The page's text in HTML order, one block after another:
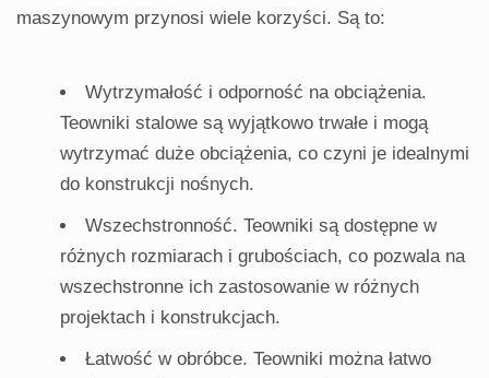
maszynowym przynosi wiele korzyści. Są to:
Wytrzymałość i odporność na obciążenia.
Teowniki stalowe są wyjątkowo trwałe i mogą
wytrzymać duże obciążenia, co czyni je idealnymi
do konstrukcji nośnych.
Wszechstronność. Teowniki są dostępne w
różnych rozmiarach i grubościach, co pozwala na
wszechstronne ich zastosowanie w różnych
projektach i konstrukcjach.
Łatwość w obróbce. Teowniki można łatwo